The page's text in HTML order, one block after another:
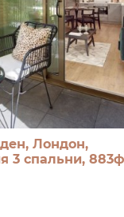
Лондон,
3 спальни,